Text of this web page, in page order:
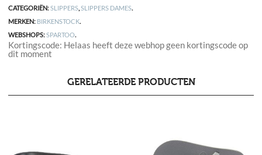
CATEGORIËN:SLIPPERS,SLIPPERS DAMES.
MERKEN: BIRKENSTOCK.
WEBSHOPS:SPARTOO.
Kortingscode: Helaas heeft deze webhop geen kortingscode op
dit moment
GERELATEERDE PRODUCTEN